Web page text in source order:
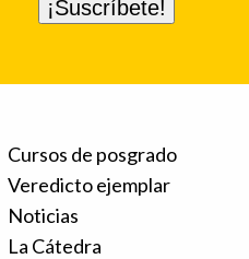
Cursos de posgrado
Veredicto ejemplar
Noticias
La Cátedra